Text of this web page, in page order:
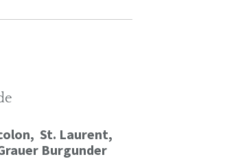
St. Laurent,
Burgunder